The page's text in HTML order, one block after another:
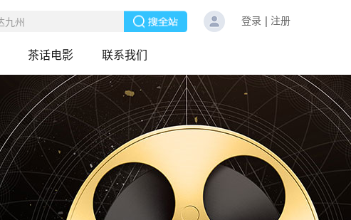
登录 注册
茶话电影 联系我们